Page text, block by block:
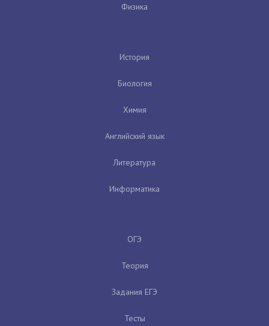
Физика
История
Биология
Химия
Английский язык
Литература
Информатика
ОГЭ
Теория
Задания ЕГЭ
Тесты